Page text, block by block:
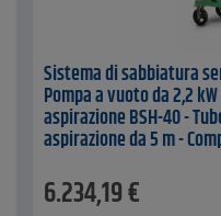
Sistema di sabbiatura
Pompa a vuoto da 2,2
aspirazione BSH-40 -
aspirazione da 5 m -
6.234,19€